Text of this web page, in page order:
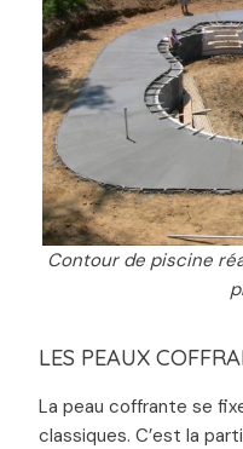
Contour de piscine
LES PEAUX
La peau coffrante se
classiques. C’est la